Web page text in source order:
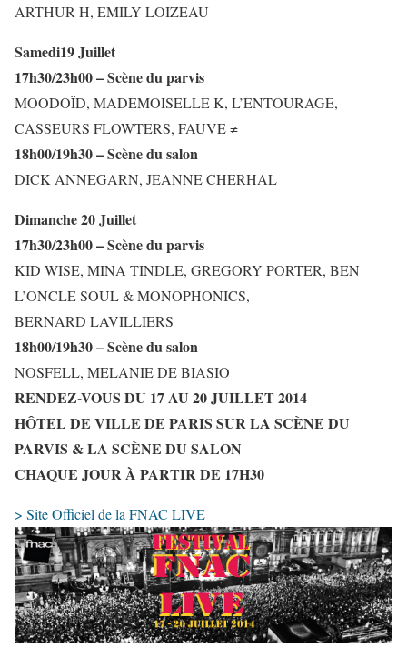
ARTHUR H, EMILY LOIZEAU
Samedi19 Juillet
17h30/23h00 – Scène du parvis
MOODOÏD, MADEMOISELLE K, L’ENTOURAGE,
CASSEURS FLOWTERS, FAUVE ≠
18h00/19h30 – Scène du salon
DICK ANNEGARN, JEANNE CHERHAL
Dimanche 20 Juillet
17h30/23h00 – Scène du parvis
KID WISE, MINA TINDLE, GREGORY PORTER, BEN
L’ONCLE SOUL & MONOPHONICS,
BERNARD LAVILLIERS
18h00/19h30 – Scène du salon
NOSFELL, MELANIE DE BIASIO
RENDEZ-VOUS DU 17 AU 20 JUILLET 2014
HÔTEL DE VILLE DE PARIS SUR LA SCÈNE DU
PARVIS & LA SCÈNE DU SALON
CHAQUE JOUR À PARTIR DE 17H30
> Site Officiel de la FNAC LIVE